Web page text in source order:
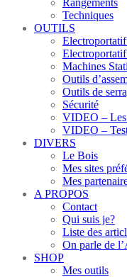
Rangements
Techniques
OUTILS
Machines
Outils
Outils de
Sécurité
VIDEO – Les
VIDEO –
DIVERS
Le Bois
Mes sites
Mes
A PROPOS
Contact
Qui suis je?
Liste des
On parle de
SHOP
Mes outils